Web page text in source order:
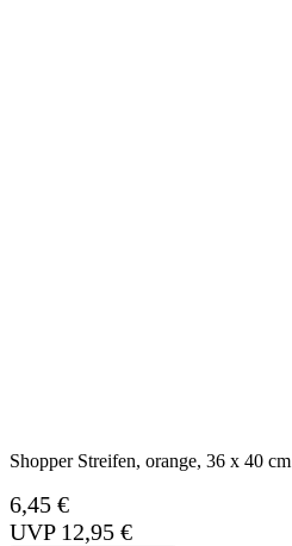
Shopper Streifen, orange, 36 x 40 cm
6,45 €
UVP 12,95 €